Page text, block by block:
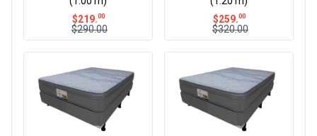
$219.00
$290.00
$259.00
$320.00